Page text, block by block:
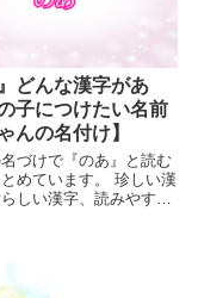
どんな漢字があ
子につけたい名前
んの名付け】
づけで『のあ』と読む
ています。 珍しい漢
しい漢字、読みやすい